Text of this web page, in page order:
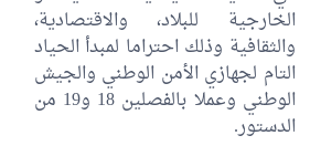
الخارجية للبلاد، والاقتصادية،
والثقافية وذلك احتراما لمبدأ الحياد
التام لجهازي الأمن الوطني والجيش
الوطني وعملا بالفصلين 18 و19 من
الدستور.